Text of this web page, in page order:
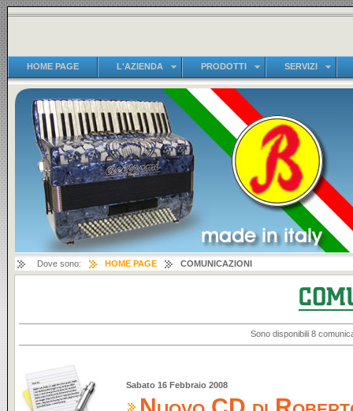
HOME PAGE L'AZIENDA PRODOTTI SERVIZI
Dove sono: HOME PAGE COMUNICAZIONI
Sono disponibili 8
Sabato 16 Febbraio 2008